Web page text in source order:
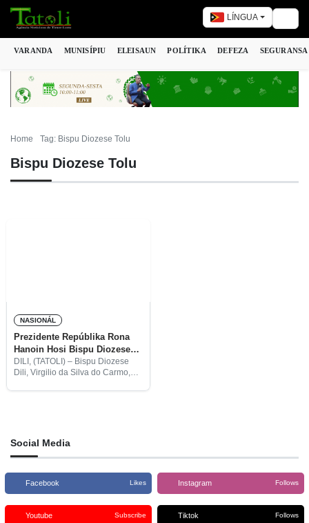
LÍNGUA
VARANDA MUNISÍPIU ELEISAUN POLÍTIKA DEFEZA SEGURANSA
Home Tag: Bispu Diozese Tolu
Bispu Diozese Tolu
NASIONÁL
Prezidente Repúblika Rona
Hanoin Hosi Bispu Diozese
Tolu
DILI, (TATOLI) – Bispu Diozese
Dili, Virgilio da Silva do Carmo,
Social Media
Facebook Likes Instagram Follows
Youtube Subscribe Tiktok Follows